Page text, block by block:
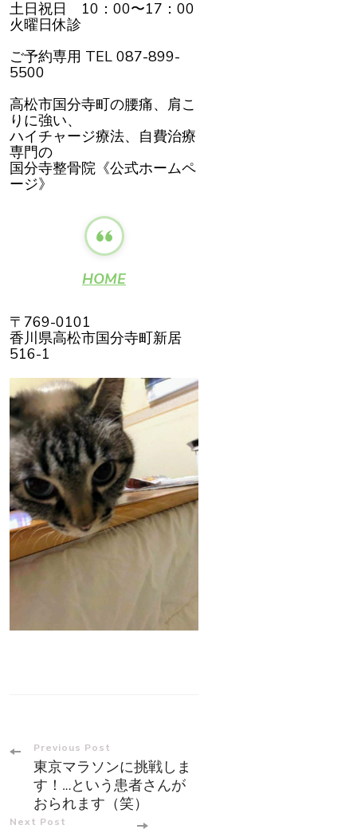
土日祝日 10：00〜17：00
火曜日休診
ご予約専用 TEL 087-899-
5500
高松市国分寺町の腰痛、肩こ
りに強い、
ハイチャージ療法、自費治療
専門の
国分寺整骨院《公式ホームペ
ージ》
HOME
〒769-0101
香川県高松市国分寺町新居
516-1
Post
Navigation
Previous Post
東京マラソンに挑戦しま
す！…という患者さんが
おられます（笑）
Next Post